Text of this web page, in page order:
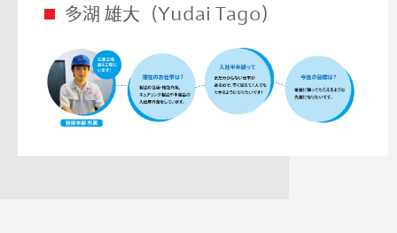
多湖 雄大（Yudai Tago）